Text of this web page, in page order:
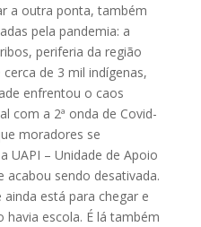
a outra ponta, também
pela pandemia: a
periferia da região
de 3 mil indígenas,
enfrentou o caos
com a 2ª onda de Covid-
moradores se
UAPI – Unidade de Apoio
acabou sendo desativada.
está para chegar e
escola. É lá também